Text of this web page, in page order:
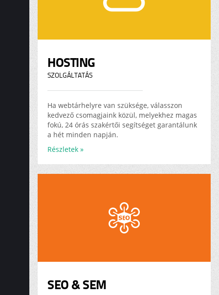
HOSTING
SZOLGÁLTATÁS
Ha webtárhelyre van szüksége, válasszon
kedvező csomagjaink közül, melyekhez magas
fokú, 24 órás szakértői segítséget garantálunk
a hét minden napján.
Részletek »
SEO & SEM